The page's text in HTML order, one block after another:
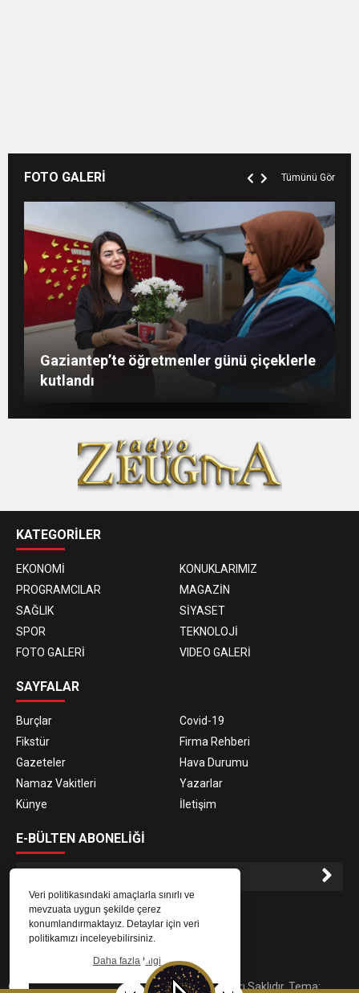
Veri politikasındaki amaçlarla sınırlı ve
mevzuata uygun şekilde çerez
konumlandırmaktayız. Detaylar için veri
politikamızı inceleyebilirsiniz.
Daha fazla bilgi
FOTO GALERİ Tümünü Gör
Konukoğlu: Türkiye ekonomisine 11 farklı
sektörde değer katıyoruz
Gaziantep’te öğretmenler günü çiçeklerle
kutlandı
GAÜN’de gri kod tatbikatı gerçeği
Şahin: “İstikbalimizi şekillendirecek olan
sizlersiniz”
KATEGORİLER
EKONOMİ
KONUKLARIMIZ
PROGRAMCILAR
MAGAZİN
SAĞLIK
SİYASET
SPOR
TEKNOLOJİ
FOTO GALERİ
VIDEO GALERİ
SAYFALAR
Burçlar
Covid-19
Fikstür
Firma Rehberi
Gazeteler
Hava Durumu
Namaz Vakitleri
Yazarlar
Künye
İletişim
E-BÜLTEN ABONELİĞİ
E-Bülten aboneliği ile haberlere daha hızlı erişin.
© 2023Gaziantep Radyo Zeugma. Tüm Hakları Saklıdır. Tema: